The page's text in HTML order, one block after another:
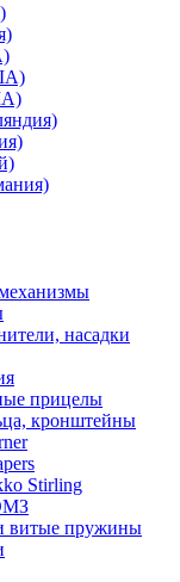
насадки
прицелы
кронштейны
Stirling
витые пружины